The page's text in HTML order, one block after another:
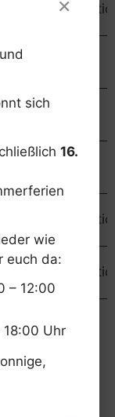
20
sich
16.
wie
euch da:
– 12:00
18:00 Uhr